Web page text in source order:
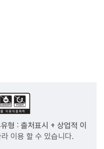
형 : 출처표시 + 상업적 이
이용 할 수 있습니다.